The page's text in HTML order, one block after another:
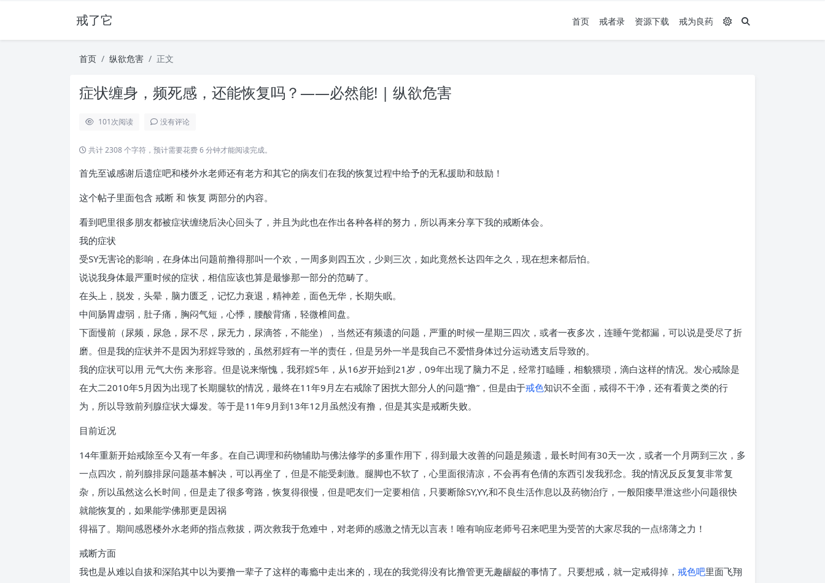
戒了它 首页 戒者录 资源下载 戒为良药
首页 纵欲危害 正文
症状缠身，频死感，还能恢复吗？——必然能! | 纵欲危害
101次阅读 没有评论
共计 2308 个字符，预计需要花费 6 分钟才能阅读完成。
首先至诚感谢后遗症吧和楼外水老师还有老方和其它的病友们在我的恢复过程中给予的无私援助和鼓励！
这个帖子里面包含 戒断 和 恢复 两部分的内容。
看到吧里很多朋友都被症状缠绕后决心回头了，并且为此也在作出各种各样的努力，所以再来分享下我的戒断体会。
我的症状
受SY无害论的影响，在身体出问题前撸得那叫一个欢，一周多则四五次，少则三次，如此竟然长达四年之久，现在想来都后怕。
说说我身体最严重时候的症状，相信应该也算是最惨那一部分的范畴了。
在头上，脱发，头晕，脑力匮乏，记忆力衰退，精神差，面色无华，长期失眠。
中间肠胃虚弱，肚子痛，胸闷气短，心悸，腰酸背痛，轻微椎间盘。
下面慢前（尿频，尿急，尿不尽，尿无力，尿滴答，不能坐），当然还有频遗的问题，严重的时候一星期三四次，或者一夜多次，连睡午觉都漏，可以说是受尽了折
磨。但是我的症状并不是因为邪婬导致的，虽然邪婬有一半的责任，但是另外一半是我自己不爱惜身体过分运动透支后导致的。
我的症状可以用 元气大伤 来形容。但是说来惭愧，我邪婬5年，从16岁开始到21岁，09年出现了脑力不足，经常打瞌睡，相貌猥琐，滴白这样的情况。发心戒除是
在大二2010年5月因为出现了长期腿软的情况，最终在11年9月左右戒除了困扰大部分人的问题“撸”，但是由于戒色知识不全面，戒得不干净，还有看黄之类的行
为，所以导致前列腺症状大爆发。等于是11年9月到13年12月虽然没有撸，但是其实是戒断失败。
目前近况
14年重新开始戒除至今又有一年多。在自己调理和药物辅助与佛法修学的多重作用下，得到最大改善的问题是频遗，最长时间有30天一次，或者一个月两到三次，多
一点四次，前列腺排尿问题基本解决，可以再坐了，但是不能受刺激。腿脚也不软了，心里面很清凉，不会再有色倩的东西引发我邪念。我的情况反反复复非常复
杂，所以虽然这么长时间，但是走了很多弯路，恢复得很慢，但是吧友们一定要相信，只要断除SY,YY,和不良生活作息以及药物治疗，一般阳痿早泄这些小问题很快
就能恢复的，如果能学佛那更是因祸
得福了。期间感恩楼外水老师的指点救拔，两次救我于危难中，对老师的感激之情无以言表！唯有响应老师号召来吧里为受苦的大家尽我的一点绵薄之力！
戒断方面
我也是从难以自拔和深陷其中以为要撸一辈子了这样的毒瘾中走出来的，现在的我觉得没有比撸管更无趣龌龊的事情了。只要想戒，就一定戒得掉， 戒色吧里面飞翔